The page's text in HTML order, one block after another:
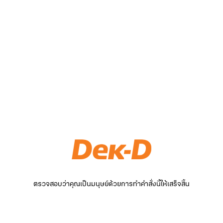
ตรวจสอบว่าคุณเป็นมนุษย์ด้วยการทำคำสั่งนี้ให้เสร็จสิ้น